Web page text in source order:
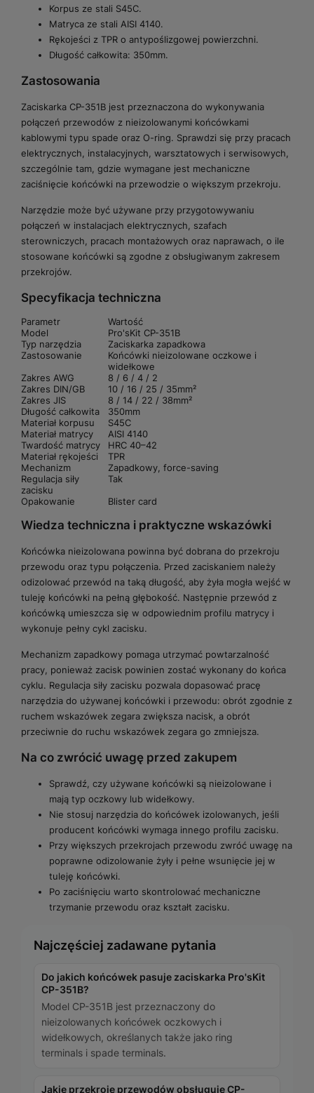
Korpus ze stali S45C.
Matryca ze stali AISI 4140.
Rękojeści z TPR o antypoślizgowej powierzchni.
Długość całkowita: 350mm.
Zastosowania
Zaciskarka CP-351B jest przeznaczona do wykonywania
połączeń przewodów z nieizolowanymi końcówkami
kablowymi typu spade oraz O-ring. Sprawdzi się przy pracach
elektrycznych, instalacyjnych, warsztatowych i serwisowych,
szczególnie tam, gdzie wymagane jest mechaniczne
zaciśnięcie końcówki na przewodzie o większym przekroju.
Narzędzie może być używane przy przygotowywaniu
połączeń w instalacjach elektrycznych, szafach
sterowniczych, pracach montażowych oraz naprawach, o ile
stosowane końcówki są zgodne z obsługiwanym zakresem
przekrojów.
Specyfikacja techniczna
Parametr
Wartość
Model
Pro'sKit CP-351B
Typ narzędzia
Zaciskarka zapadkowa
Zastosowanie
Końcówki nieizolowane oczkowe i
widełkowe
Zakres AWG
8 / 6 / 4 / 2
Zakres DIN/GB
10 / 16 / 25 / 35mm²
Zakres JIS
8 / 14 / 22 / 38mm²
Długość całkowita
350mm
Materiał korpusu
S45C
Materiał matrycy
AISI 4140
Twardość matrycy
HRC 40–42
Materiał rękojeści
TPR
Mechanizm
Zapadkowy, force-saving
Regulacja siły
zacisku
Tak
Opakowanie
Blister card
Wiedza techniczna i praktyczne wskazówki
Końcówka nieizolowana powinna być dobrana do przekroju
przewodu oraz typu połączenia. Przed zaciskaniem należy
odizolować przewód na taką długość, aby żyła mogła wejść w
tuleję końcówki na pełną głębokość. Następnie przewód z
końcówką umieszcza się w odpowiednim profilu matrycy i
wykonuje pełny cykl zacisku.
Mechanizm zapadkowy pomaga utrzymać powtarzalność
pracy, ponieważ zacisk powinien zostać wykonany do końca
cyklu. Regulacja siły zacisku pozwala dopasować pracę
narzędzia do używanej końcówki i przewodu: obrót zgodnie z
ruchem wskazówek zegara zwiększa nacisk, a obrót
przeciwnie do ruchu wskazówek zegara go zmniejsza.
Na co zwrócić uwagę przed zakupem
Sprawdź, czy używane końcówki są nieizolowane i
mają typ oczkowy lub widełkowy.
Nie stosuj narzędzia do końcówek izolowanych, jeśli
producent końcówki wymaga innego profilu zacisku.
Przy większych przekrojach przewodu zwróć uwagę na
poprawne odizolowanie żyły i pełne wsunięcie jej w
tuleję końcówki.
Po zaciśnięciu warto skontrolować mechaniczne
trzymanie przewodu oraz kształt zacisku.
Najczęściej zadawane pytania
Do jakich końcówek pasuje zaciskarka Pro'sKit
CP-351B?
Model CP-351B jest przeznaczony do
nieizolowanych końcówek oczkowych i
widełkowych, określanych także jako ring
terminals i spade terminals.
Jakie przekroje przewodów obsługuje CP-